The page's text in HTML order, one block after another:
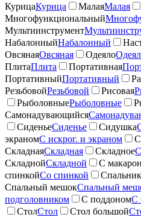
КурицаКурица МалаяМалая
Многофункциональный
Мультиинструмент
НабалонныйНабалонный
ОвсянаяОвсяная Одеяло
ПлитаПлита Портативная
ПортативныйПортативный
РезьбовойРезьбовой Рисовая
РыболовныеРыболовные
Самонадувающийся
СиденьеСиденье Сидушка
экраномС искрог. и экраном
СкладнаяСкладная Складное
СкладнойСкладной С
спинкойСо спинкой
Спальный мешокСпальный
подголовником
С поддономС
СтолСтол Стол большой